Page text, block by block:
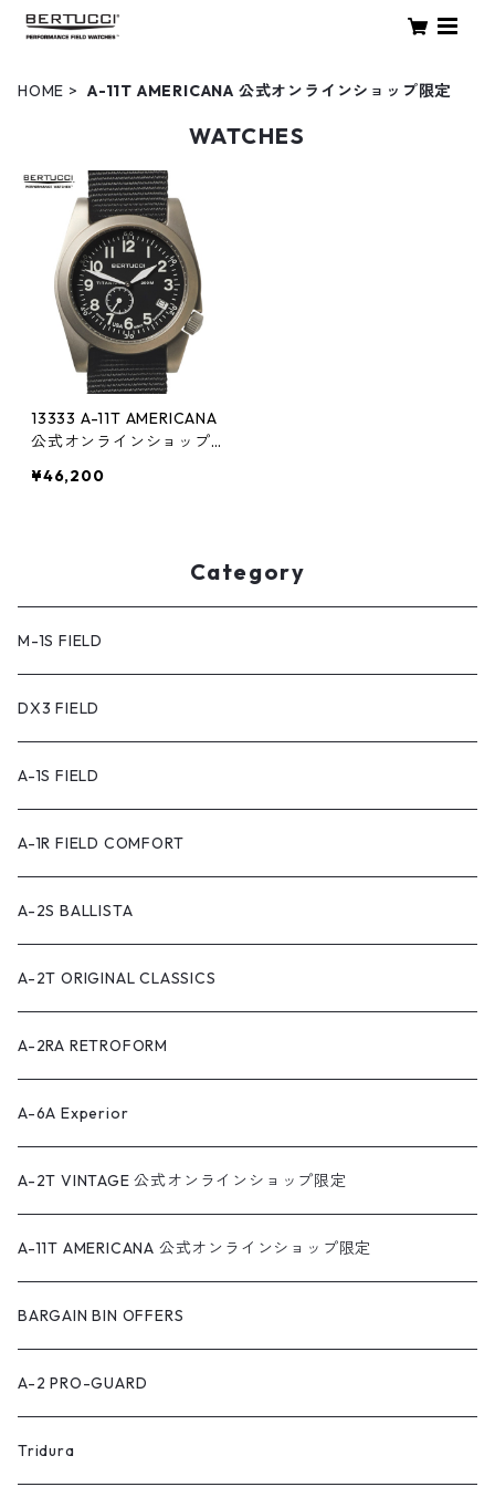
HOME A-11T AMERICANA 公式オンラインショップ限定
WATCHES
13333 A-11T AMERICANA
公式オンラインショップ限
¥46,200
Category
M-1S FIELD
DX3 FIELD
A-1S FIELD
A-1R FIELD COMFORT
A-2S BALLISTA
A-2T ORIGINAL CLASSICS
A-2RA RETROFORM
A-6A Experior
A-2T VINTAGE 公式オンラインショップ限定
A-11T AMERICANA 公式オンラインショップ限定
BARGAIN BIN OFFERS
A-2 PRO-GUARD
Tridura